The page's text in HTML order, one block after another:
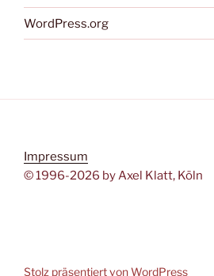
WordPress.org
Impressum
© 1996-2026 by Axel Klatt, Köln
Stolz präsentiert von WordPress